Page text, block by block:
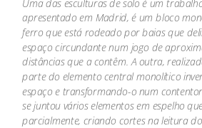
Uma das esculturas de solo é um
apresentado em Madrid, é um bloco
ferro que está rodeado por baias que
espaço circundante num jogo de
distâncias que a contêm. A outra,
parte do elemento central monolítico
espaço e transformando-o num
se juntou vários elementos em espelho
parcialmente, criando cortes na leitura